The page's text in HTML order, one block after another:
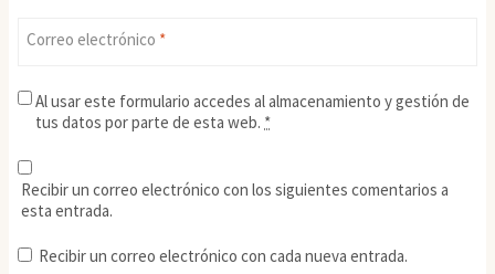
Correo electrónico *
Al usar este formulario accedes al almacenamiento y gestión de
tus datos por parte de esta web. *
Recibir un correo electrónico con los siguientes comentarios a
esta entrada.
Recibir un correo electrónico con cada nueva entrada.